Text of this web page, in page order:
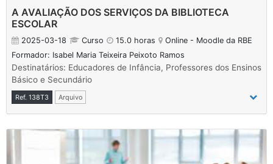
A AVALIAÇÃO DOS SERVIÇOS DA BIBLIOTECA
ESCOLAR
2025-03-18 Curso 15.0 horas
Online - Moodle da RBE
Formador: Isabel Maria Teixeira Peixoto Ramos
Destinatários: Educadores de Infância, Professores dos Ensinos
Básico e Secundário
Ref. 138T3 Arquivo